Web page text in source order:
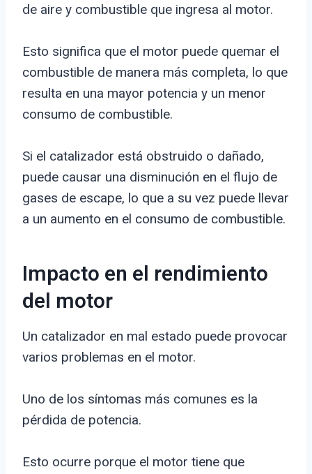
de aire y combustible que ingresa al motor.
Esto significa que el motor puede quemar el
combustible de manera más completa, lo que
resulta en una mayor potencia y un menor
consumo de combustible.
Si el catalizador está obstruido o dañado,
puede causar una disminución en el flujo de
gases de escape, lo que a su vez puede llevar
a un aumento en el consumo de combustible.
Impacto en el rendimiento
del motor
Un catalizador en mal estado puede provocar
varios problemas en el motor.
Uno de los síntomas más comunes es la
pérdida de potencia.
Esto ocurre porque el motor tiene que